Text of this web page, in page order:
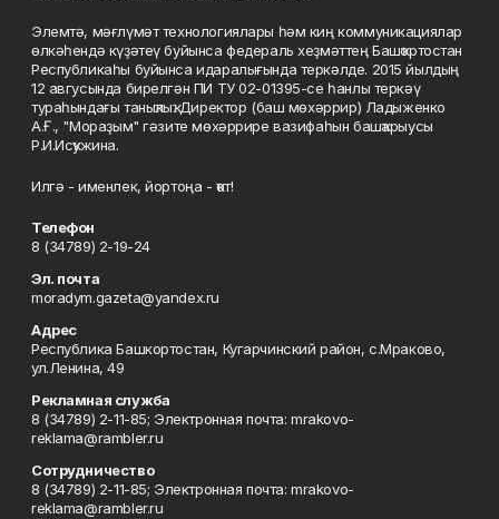
Элемтә, мәғлүмәт технологиялары һәм киң коммуникациялар
өлкәһендә күҙәтеү буйынса федераль хеҙмәттең Башҡортостан
Республикаһы буйынса идаралығында теркәлде. 2015 йылдың
12 авгусында бирелгән ПИ ТУ 02-01395-се һанлы теркәү
тураһындағы таныҡлыҡ. Директор (баш мөхәррир) Ладыженко
А.Ғ., "Мораҙым" гәзите мөхәррире вазифаһын башҡарыусы
Р.И.Исҡужина.
Илгә - именлек, йортоңа - ҡот!
Телефон
8 (34789) 2-19-24
Эл. почта
moradym.gazeta@yandex.ru
Адрес
Республика Башкортостан, Кугарчинский район, с.Мраково,
ул.Ленина, 49
Рекламная служба
8 (34789) 2-11-85; Электронная почта: mrakovo-
reklama@rambler.ru
Сотрудничество
8 (34789) 2-11-85; Электронная почта: mrakovo-
reklama@rambler.ru